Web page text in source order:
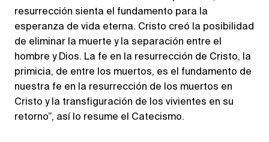
resurrección sienta el fundamento para la
esperanza de vida eterna. Cristo creó la posibilidad
de eliminar la muerte y la separación entre el
hombre y Dios. La fe en la resurrección de Cristo, la
primicia, de entre los muertos, es el fundamento de
nuestra fe en la resurrección de los muertos en
Cristo y la transfiguración de los vivientes en su
retorno”, así lo resume el Catecismo.